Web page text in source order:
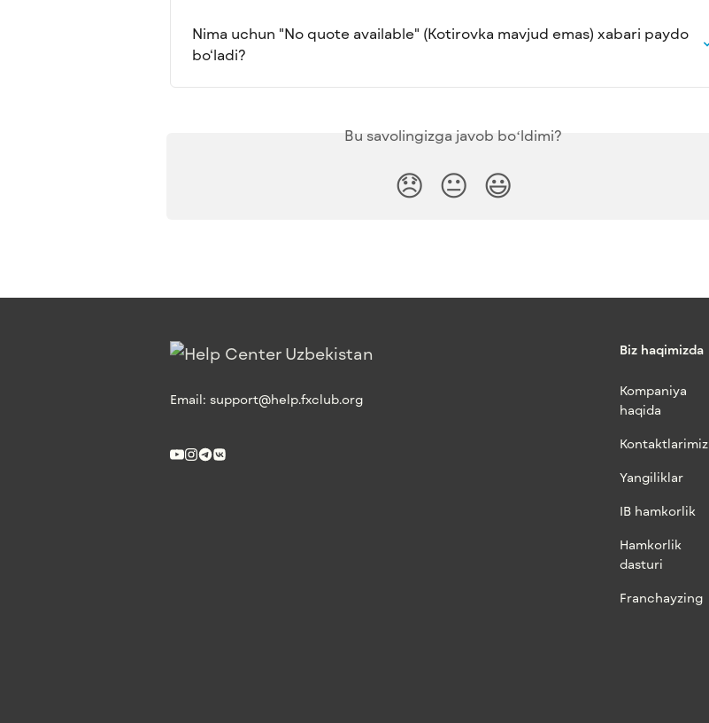
Nima uchun "No quote available" (Kotirovka mavjud emas) xabari paydo
bo‘ladi?
Bu savolingizga javob boʻldimi?
😞 😐 😃
Email: support@help.fxclub.org
Biz haqimizda
Kompaniya
haqida
Kontaktlarimiz
Yangiliklar
IB hamkorlik
Hamkorlik
dasturi
Franchayzing